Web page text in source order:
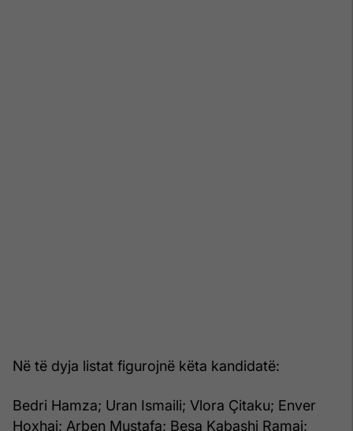
Në të dyja listat figurojnë këta kandidatë:
Bedri Hamza; Uran Ismaili; Vlora Çitaku; Enver
Hoxhaj; Arben Mustafa; Besa Kabashi Ramaj;